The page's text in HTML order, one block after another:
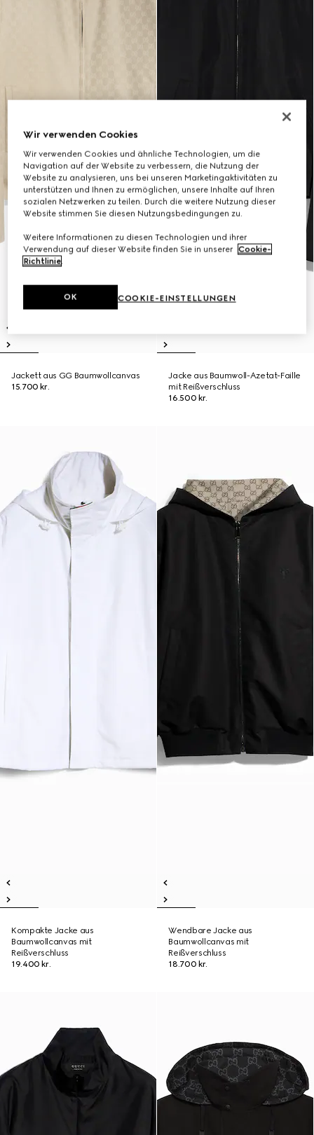
Jackett aus GG Baumwollcanvas
15.700 kr.
Jacke aus Baumwoll-Azetat-Faille
mit Reißverschluss
16.500 kr.
Kompakte Jacke aus
Baumwollcanvas mit
Reißverschluss
19.400 kr.
Wendbare Jacke aus
Baumwollcanvas mit
Reißverschluss
18.700 kr.
Wir verwenden Cookies
Wir verwenden Cookies und ähnliche Technologien, um die
Navigation auf der Website zu verbessern, die Nutzung der
Website zu analysieren, uns bei unseren Marketingaktivitäten zu
unterstützen und Ihnen zu ermöglichen, unsere Inhalte auf Ihren
sozialen Netzwerken zu teilen. Durch die weitere Nutzung dieser
Website stimmen Sie diesen Nutzungsbedingungen zu.
Weitere Informationen zu diesen Technologien und ihrer
Verwendung auf dieser Website finden Sie in unserer Cookie-
Richtlinie.
COOKIE-EINSTELLUNGEN
OK